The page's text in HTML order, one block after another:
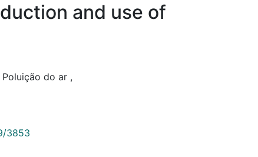
and use of
Poluição do ar ,
3853